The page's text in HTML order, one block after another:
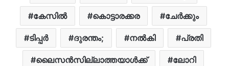
കേസിൽ കൊട്ടാരക്കര ചേർക്കും
ടിപ്പർ ദുരന്തം; നൽകി പ്രതി
ലൈസൻസില്ലാത്തയാൾക്ക് ലോറി